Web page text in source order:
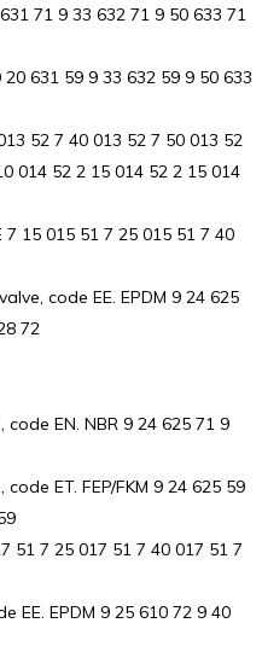
71 9 33 632 71 9 50 633 71
20 631 59 9 33 632 59 9 50 633
52 7 40 013 52 7 50 013 52
014 52 2 15 014 52 2 15 014
15 015 51 7 25 015 51 7 40
code EE. EPDM 9 24 625
72
EN. NBR 9 24 625 71 9
ET. FEP/FKM 9 24 625 59
51 7 25 017 51 7 40 017 51 7
EE. EPDM 9 25 610 72 9 40